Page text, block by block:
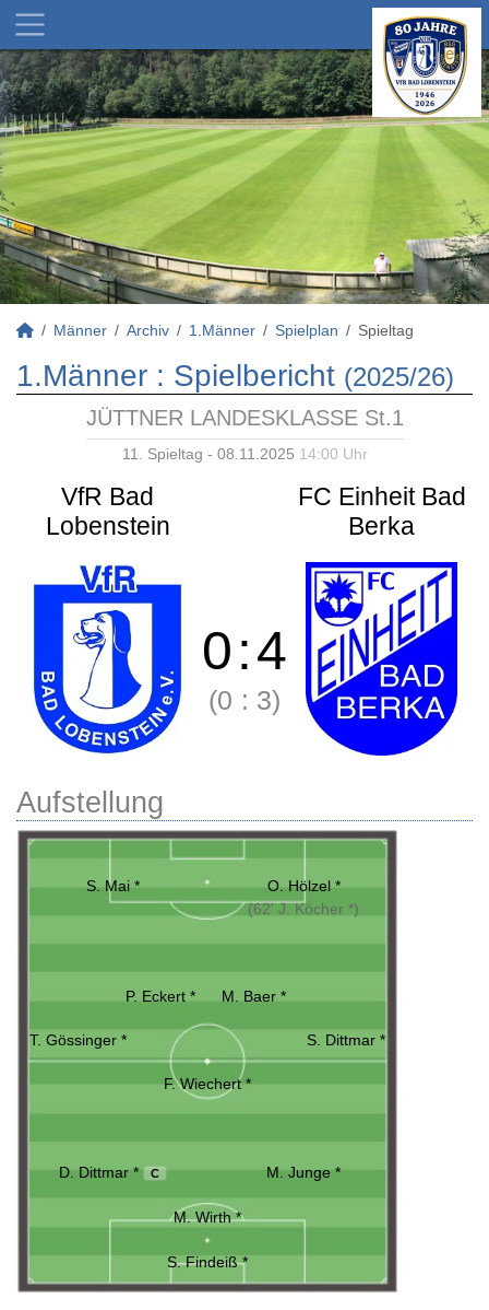
Männer Archiv 1.Männer Spielplan Spieltag
1.Männer : Spielbericht (2025/26)
JÜTTNER LANDESKLASSE St.1
11. Spieltag - 08.11.2025 14:00 Uhr
VfR Bad
Lobenstein
FC Einheit Bad
Berka
0:4
(0 : 3)
Aufstellung
S. Mai *
O. Hölzel *
(62' J. Köcher *)
P. Eckert * M. Baer *
T. Gössinger * S. Dittmar *
F. Wiechert *
D. Dittmar * C M. Junge *
M. Wirth *
S. Findeiß *